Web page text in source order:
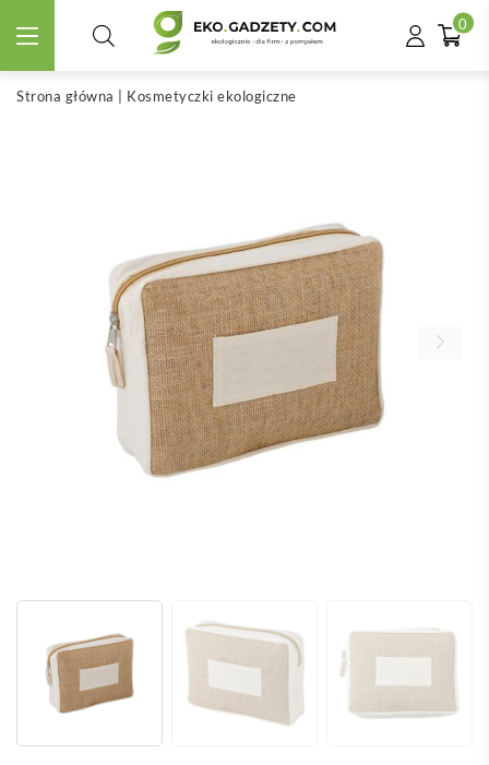
0
Strona główna Kosmetyczki ekologiczne